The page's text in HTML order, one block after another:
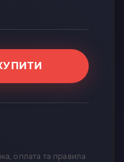
оплата та правила